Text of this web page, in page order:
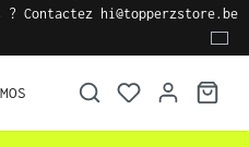
? Contactez hi@topperzstore.be